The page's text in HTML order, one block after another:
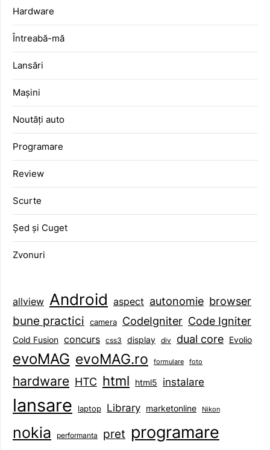
Hardware
Întreabă-mă
Lansări
Mașini
Noutăți auto
Programare
Review
Scurte
Șed și Cuget
Zvonuri
allview Android aspect autonomie browser
bune practici camera CodeIgniter Code Igniter
Cold Fusion concurs css3 display div dual core Evolio
evoMAG evoMAG.ro formulare foto
hardware HTC html html5 instalare
lansare laptop Library marketonline Nikon
nokia performanta pret programare